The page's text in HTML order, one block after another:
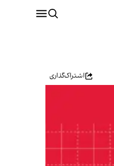
اشتراک‌گذاری